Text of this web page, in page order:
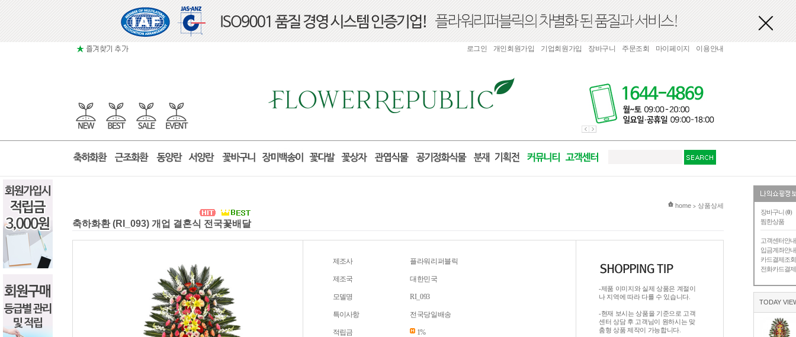
장바구니 (0)
찜한상품
고객센터안내
입금계좌안내
카드결제조회
전화카드결제
TODAY
로그인 개인회원가입 기업회원가입 장바구니 주문조회 마이페이지 이용안내
현재 위치
home > 상품상세
축하화환 (RI_093) 개업 결혼식 전국꽃배달
제조사 플라워리퍼블릭
제조국 대한민국
모델명 RI_093
특이사항 전국당일배송
적립금 1%
-제품 이미지와 실제 상품은 계절이
나 지역에 따라 다를 수 있습니다.
-현재 보시는 상품을 기준으로 고객
센터 상담 후 고객님이 원하시는 맞
춤형 상품 제작이 가능합니다.